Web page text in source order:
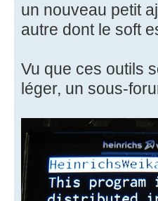
un nouveau petit
autre dont le soft
Vu que ces outils
léger, un sous-